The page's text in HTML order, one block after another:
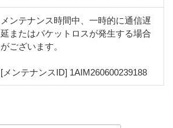
メンテナンス時間中、一時的に通信遅
延またはパケットロスが発生する場合
がございます。
[メンテナンスID] 1AIM260600239188